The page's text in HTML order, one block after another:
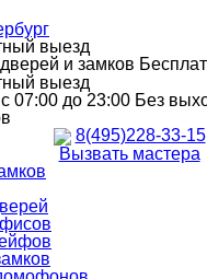
и замков
07:00 до 23:00 Без
8(495)228-33-15
Вызвать мастера